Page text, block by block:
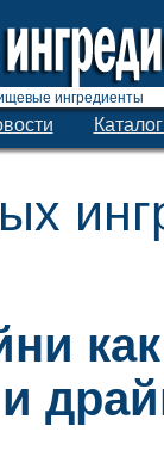
ингредиенты